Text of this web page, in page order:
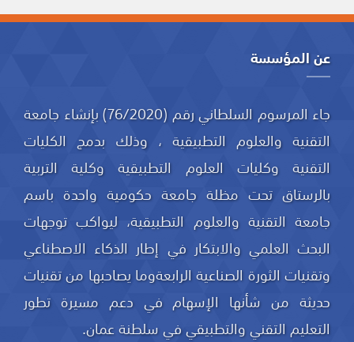
عن المؤسسة
جاء المرسوم السلطاني رقم (76/2020) بإنشاء جامعة
التقنية والعلوم التطبيقية ، وذلك بدمج الكليات
التقنية وكليات العلوم التطبيقية وكلية التربية
بالرستاق تحت مظلة جامعة حكومية واحدة باسم
جامعة التقنية والعلوم التطبيقية، ليواكب توجهات
البحث العلمي والابتكار في إطار الذكاء الاصطناعي
وتقنيات الثورة الصناعية الرابعةوما يصاحبها من تقنيات
حديثة من شأنها الإسهام في دعم مسيرة تطور
التعليم التقني والتطبيقي في سلطنة عمان.